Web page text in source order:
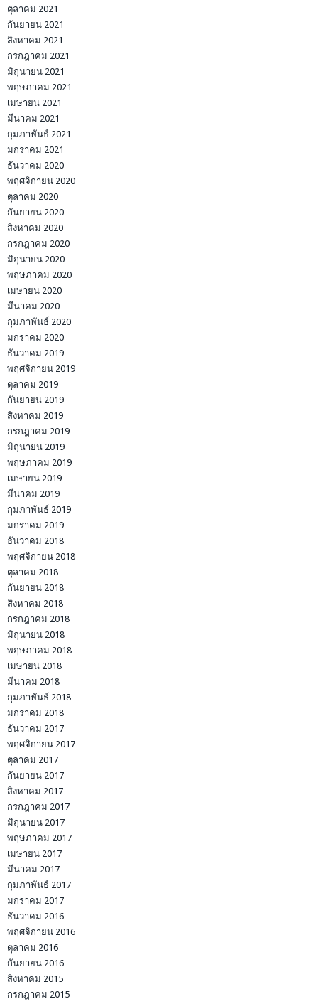
ตุลาคม 2021
กันยายน 2021
สิงหาคม 2021
กรกฎาคม 2021
มิถุนายน 2021
พฤษภาคม 2021
เมษายน 2021
มีนาคม 2021
กุมภาพันธ์ 2021
มกราคม 2021
ธันวาคม 2020
พฤศจิกายน 2020
ตุลาคม 2020
กันยายน 2020
สิงหาคม 2020
กรกฎาคม 2020
มิถุนายน 2020
พฤษภาคม 2020
เมษายน 2020
มีนาคม 2020
กุมภาพันธ์ 2020
มกราคม 2020
ธันวาคม 2019
พฤศจิกายน 2019
ตุลาคม 2019
กันยายน 2019
สิงหาคม 2019
กรกฎาคม 2019
มิถุนายน 2019
พฤษภาคม 2019
เมษายน 2019
มีนาคม 2019
กุมภาพันธ์ 2019
มกราคม 2019
ธันวาคม 2018
พฤศจิกายน 2018
ตุลาคม 2018
กันยายน 2018
สิงหาคม 2018
กรกฎาคม 2018
มิถุนายน 2018
พฤษภาคม 2018
เมษายน 2018
มีนาคม 2018
กุมภาพันธ์ 2018
มกราคม 2018
ธันวาคม 2017
พฤศจิกายน 2017
ตุลาคม 2017
กันยายน 2017
สิงหาคม 2017
กรกฎาคม 2017
มิถุนายน 2017
พฤษภาคม 2017
เมษายน 2017
มีนาคม 2017
กุมภาพันธ์ 2017
มกราคม 2017
ธันวาคม 2016
พฤศจิกายน 2016
ตุลาคม 2016
กันยายน 2016
สิงหาคม 2015
กรกฎาคม 2015